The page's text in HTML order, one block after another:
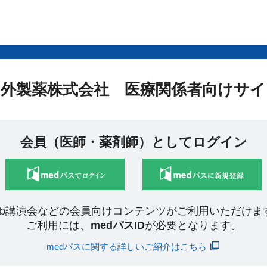
製薬株式会社 医療関係者向けサ
会員（医師・薬剤師）としてログイン
講演会などの会員向けコンテンツがご利用いただけま
ご利用には、 medパスIDが必要となります。
medパスに関する詳しいご紹介はこちら